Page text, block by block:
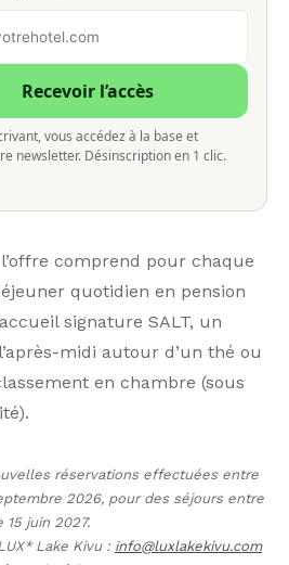
Recevoir l’accès
vous accédez à la base et
newsletter. Désinscription en 1 clic.
comprend pour chaque
quotidien en pension
signature SALT, un
midi autour d’un thé ou
en chambre (sous
réservations effectuées entre
2026, pour des séjours entre
juin 2027.
Lake Kivu : info@luxlakekivu.com